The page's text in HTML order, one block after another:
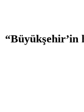
“Büyükşehir’in